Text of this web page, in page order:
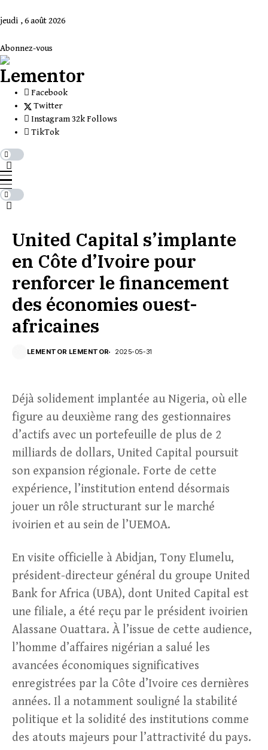
jeudi , 6 août 2026
Abonnez-vous
Facebook
Twitter
Instagram32kFollows
TikTok
United Capital s’implante
en Côte d’Ivoire pour
renforcer le financement
des économies ouest-
africaines
LEMENTOR LEMENTOR 2025-05-31
Déjà solidement implantée au Nigeria, où elle
figure au deuxième rang des gestionnaires
d’actifs avec un portefeuille de plus de 2
milliards de dollars, United Capital poursuit
son expansion régionale. Forte de cette
expérience, l’institution entend désormais
jouer un rôle structurant sur le marché
ivoirien et au sein de l’UEMOA.
En visite officielle à Abidjan, Tony Elumelu,
président-directeur général du groupe United
Bank for Africa (UBA), dont United Capital est
une filiale, a été reçu par le président ivoirien
Alassane Ouattara. À l’issue de cette audience,
l’homme d’affaires nigérian a salué les
avancées économiques significatives
enregistrées par la Côte d’Ivoire ces dernières
années. Il a notamment souligné la stabilité
politique et la solidité des institutions comme
des atouts majeurs pour l’attractivité du pays.